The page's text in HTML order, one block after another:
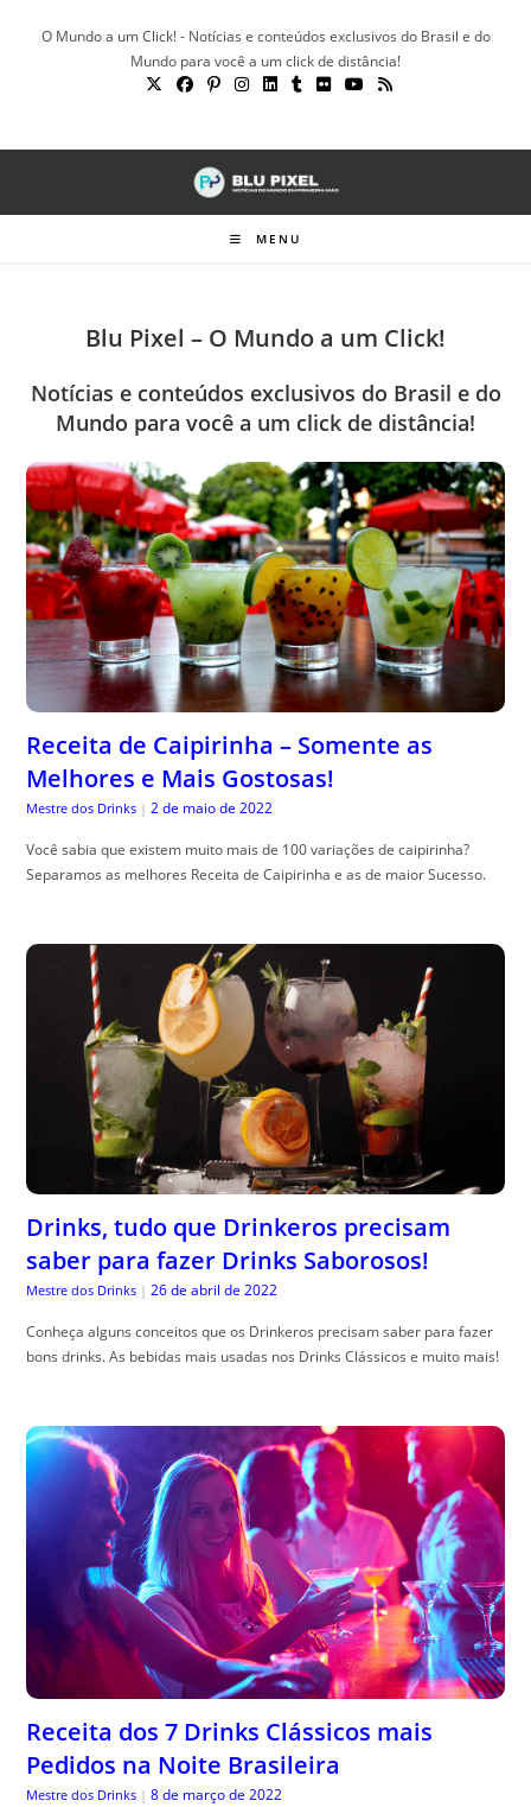
O Mundo a um Click! - Notícias e conteúdos exclusivos do Brasil e do
Mundo para você a um click de distância!
MENU
Blu Pixel – O Mundo a um Click!
Notícias e conteúdos exclusivos do Brasil e do
Mundo para você a um click de distância!
Receita de Caipirinha – Somente as
Melhores e Mais Gostosas!
Mestre dos Drinks | 2 de maio de 2022
Você sabia que existem muito mais de 100 variações de caipirinha?
Separamos as melhores Receita de Caipirinha e as de maior Sucesso.
Drinks, tudo que Drinkeros precisam
saber para fazer Drinks Saborosos!
Mestre dos Drinks | 26 de abril de 2022
Conheça alguns conceitos que os Drinkeros precisam saber para fazer
bons drinks. As bebidas mais usadas nos Drinks Clássicos e muito mais!
Receita dos 7 Drinks Clássicos mais
Pedidos na Noite Brasileira
Mestre dos Drinks | 8 de março de 2022